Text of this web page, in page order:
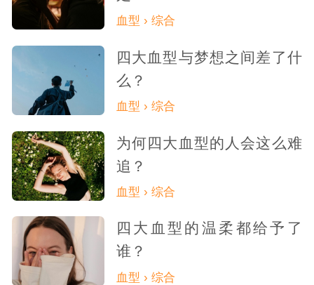
血型 › 综合
四大血型与梦想之间差了什
么？
血型 › 综合
为何四大血型的人会这么难
追？
血型 › 综合
四大血型的温柔都给予了
谁？
血型 › 综合